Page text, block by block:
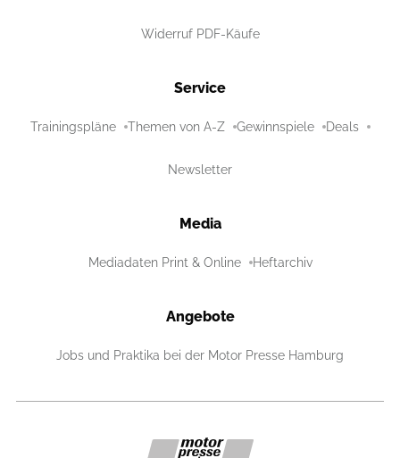
Widerruf PDF-Käufe
Service
Trainingspläne Themen von A-Z Gewinnspiele Deals
Newsletter
Media
Mediadaten Print & Online Heftarchiv
Angebote
Jobs und Praktika bei der Motor Presse Hamburg